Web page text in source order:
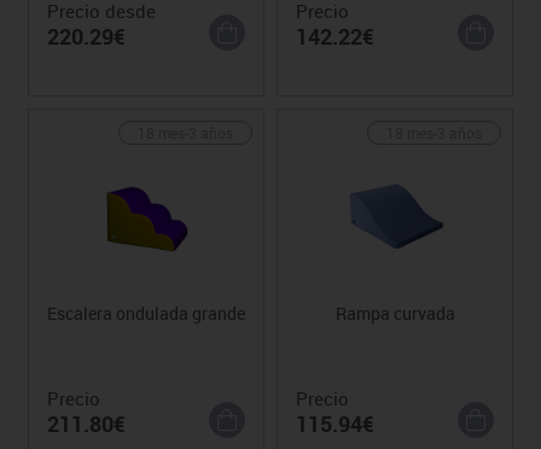
Precio desde
220.29€
Precio
142.22€
Escalera ondulada grande
Precio
211.80€
Rampa curvada
Precio
115.94€